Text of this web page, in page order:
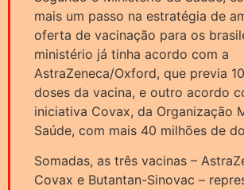
mais um passo na estratégia de
oferta de vacinação para os
ministério já tinha acordo com a
AstraZeneca/Oxford, que previa
doses da vacina, e outro acordo
iniciativa Covax, da Organização
Saúde, com mais 40 milhões de
Somadas, as três vacinas –
Covax e Butantan-Sinovac –